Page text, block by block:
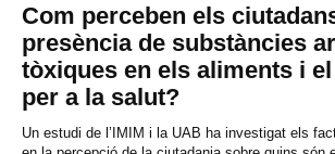
Com perceben els
presència de substàncies
tòxiques en els aliments i
per a la salut?
Un estudi de l’IMIM i la UAB ha investigat els